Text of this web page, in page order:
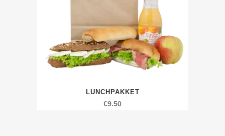
LUNCHPAKKET
€9.50